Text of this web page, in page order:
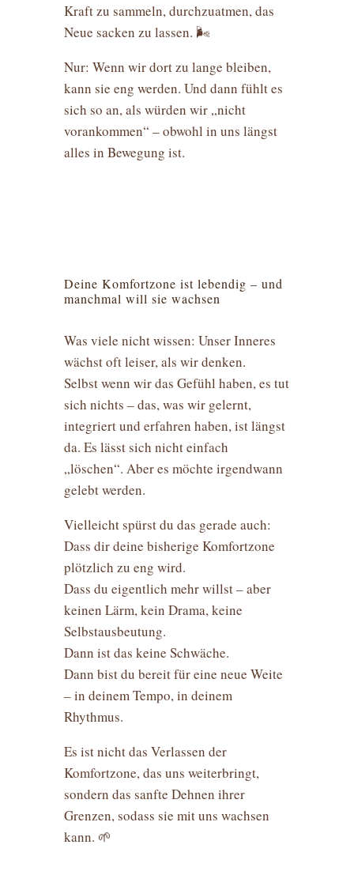
Kraft zu sammeln, durchzuatmen, das
Neue sacken zu lassen. 🌬️
Nur: Wenn wir dort zu lange bleiben,
kann sie eng werden. Und dann fühlt es
sich so an, als würden wir „nicht
vorankommen“ – obwohl in uns längst
alles in Bewegung ist.
Deine Komfortzone ist lebendig – und
manchmal will sie wachsen
Was viele nicht wissen: Unser Inneres
wächst oft leiser, als wir denken.
Selbst wenn wir das Gefühl haben, es tut
sich nichts – das, was wir gelernt,
integriert und erfahren haben, ist längst
da. Es lässt sich nicht einfach
„löschen“. Aber es möchte irgendwann
gelebt werden.
Vielleicht spürst du das gerade auch:
Dass dir deine bisherige Komfortzone
plötzlich zu eng wird.
Dass du eigentlich mehr willst – aber
keinen Lärm, kein Drama, keine
Selbstausbeutung.
Dann ist das keine Schwäche.
Dann bist du bereit für eine neue Weite
– in deinem Tempo, in deinem
Rhythmus.
Es ist nicht das Verlassen der
Komfortzone, das uns weiterbringt,
sondern das sanfte Dehnen ihrer
Grenzen, sodass sie mit uns wachsen
kann. 🌱